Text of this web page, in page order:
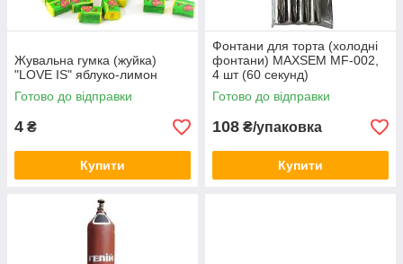
Жувальна гумка (жуйка)
"LOVE IS" яблуко-лимон
Готово до відправки
4 ₴
Купити
Фонтани для торта (холодні
фонтани) MAXSEM MF-002,
4 шт (60 секунд)
Готово до відправки
108 ₴/упаковка
Купити